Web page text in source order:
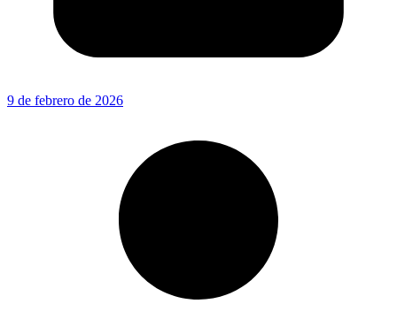
9 de febrero de 2026